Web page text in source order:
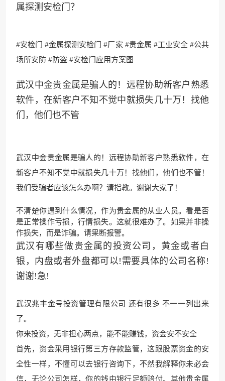
属探测安检门？
#安检门 #金属探测安检门 #厂家 #贵金属 #工业安全 #公共
场所安防 #防盗 #安检门应用方案图
武汉中金贵金属是骗人的！远程协助新客户熟悉
软件，在新客户不知不觉中就损失几十万！找他
们，他们也不管
武汉中金贵金属是骗人的！远程协助新客户熟悉软件，在
新客户不知不觉中就损失几十万！找他们，他们也不管！
我们受骗者应该怎么办啊？请指教。谢谢大家了！
不清楚你遇到什么情况，作为贵金属的从业人员。看是否
是正常操作亏损，行情损失。这就很难办了。如果并非操
作损失，而是诈骗。请果断报警。
武汉有哪些做贵金属的投资公司，黄金或者白
银，内盘或者外盘都可以!需要具体的公司名称!
谢谢!急!
武汉兆丰金号投资管理有限公司 还有很多 不一一列出来
了。
你来投资，无非担心两点，能不能赚钱，资金安不安全
首先，资金采用银行第三方存款监管，这跟股票资金的安
全性一样，不懂可以去银行咨询下，不然我解释你未必会
信，无论公司怎样，你的钱由银行足额赔付。其他贵金属